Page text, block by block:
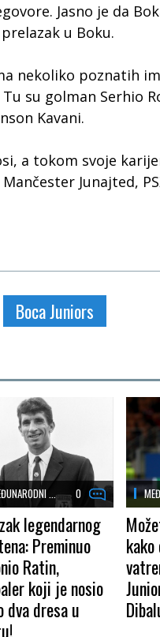
Jasno je da
u Boku.
nekoliko poznatih
su golman Serhio
Kavani.
a tokom svoje
Junajted,
Boca Juniors
... 0
legendarnog
Preminuo
Ratin,
koji je nosio
dva dresa u